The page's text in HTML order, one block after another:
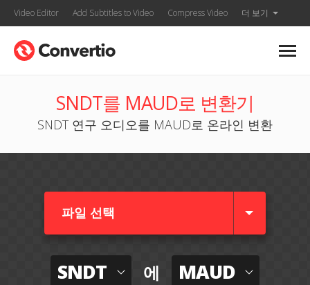
Video Editor Add Subtitles to Video Compress Video 더 보기
SNDT를 MAUD로 변환기
SNDT 연구 오디오를 MAUD로 온라인 변환
파일 선택
SNDT 에 MAUD